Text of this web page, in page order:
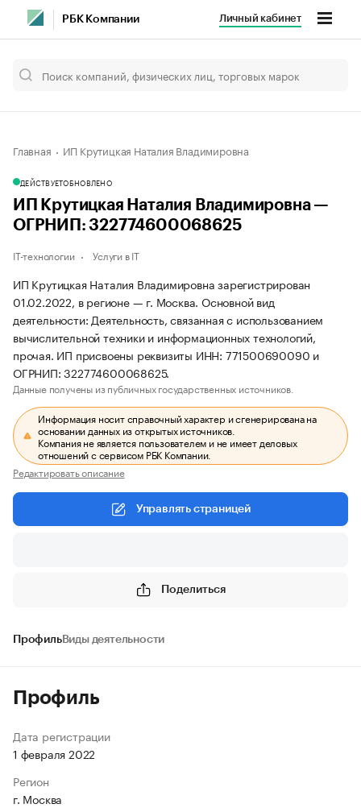
РБК Компании Личный кабинет
Главная ИП Крутицкая Наталия Владимировна
ДЕЙСТВУЕТОБНОВЛЕНО
ИП Крутицкая Наталия Владимировна —
ОГРНИП: 322774600068625
IT-технологии Услуги в IT
ИП Крутицкая Наталия Владимировна зарегистрирован
01.02.2022, в регионе — г. Москва. Основной вид
деятельности: Деятельность, связанная с использованием
вычислительной техники и информационных технологий,
прочая. ИП присвоены реквизиты ИНН: 771500690090 и
ОГРНИП: 322774600068625.
Данные получены из публичных государственных источников.
Информация носит справочный характер и сгенерирована на
основании данных из открытых источников.
Компания не является пользователем и не имеет деловых
отношений с сервисом РБК Компании.
Редактировать описание
Управлять страницей
Поделиться
ПрофильВиды деятельности
Профиль
Дата регистрации
1 февраля 2022
Регион
г. Москва